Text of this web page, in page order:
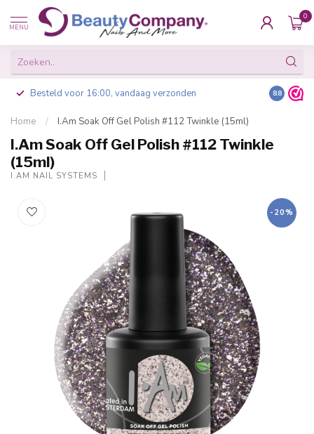
MENU
0
Besteld voor 16:00, vandaag verzonden 8.8
Home / I.Am Soak Off Gel Polish #112 Twinkle (15ml)
I.Am Soak Off Gel Polish #112 Twinkle
(15ml)
I.AM NAIL SYSTEMS
-20%